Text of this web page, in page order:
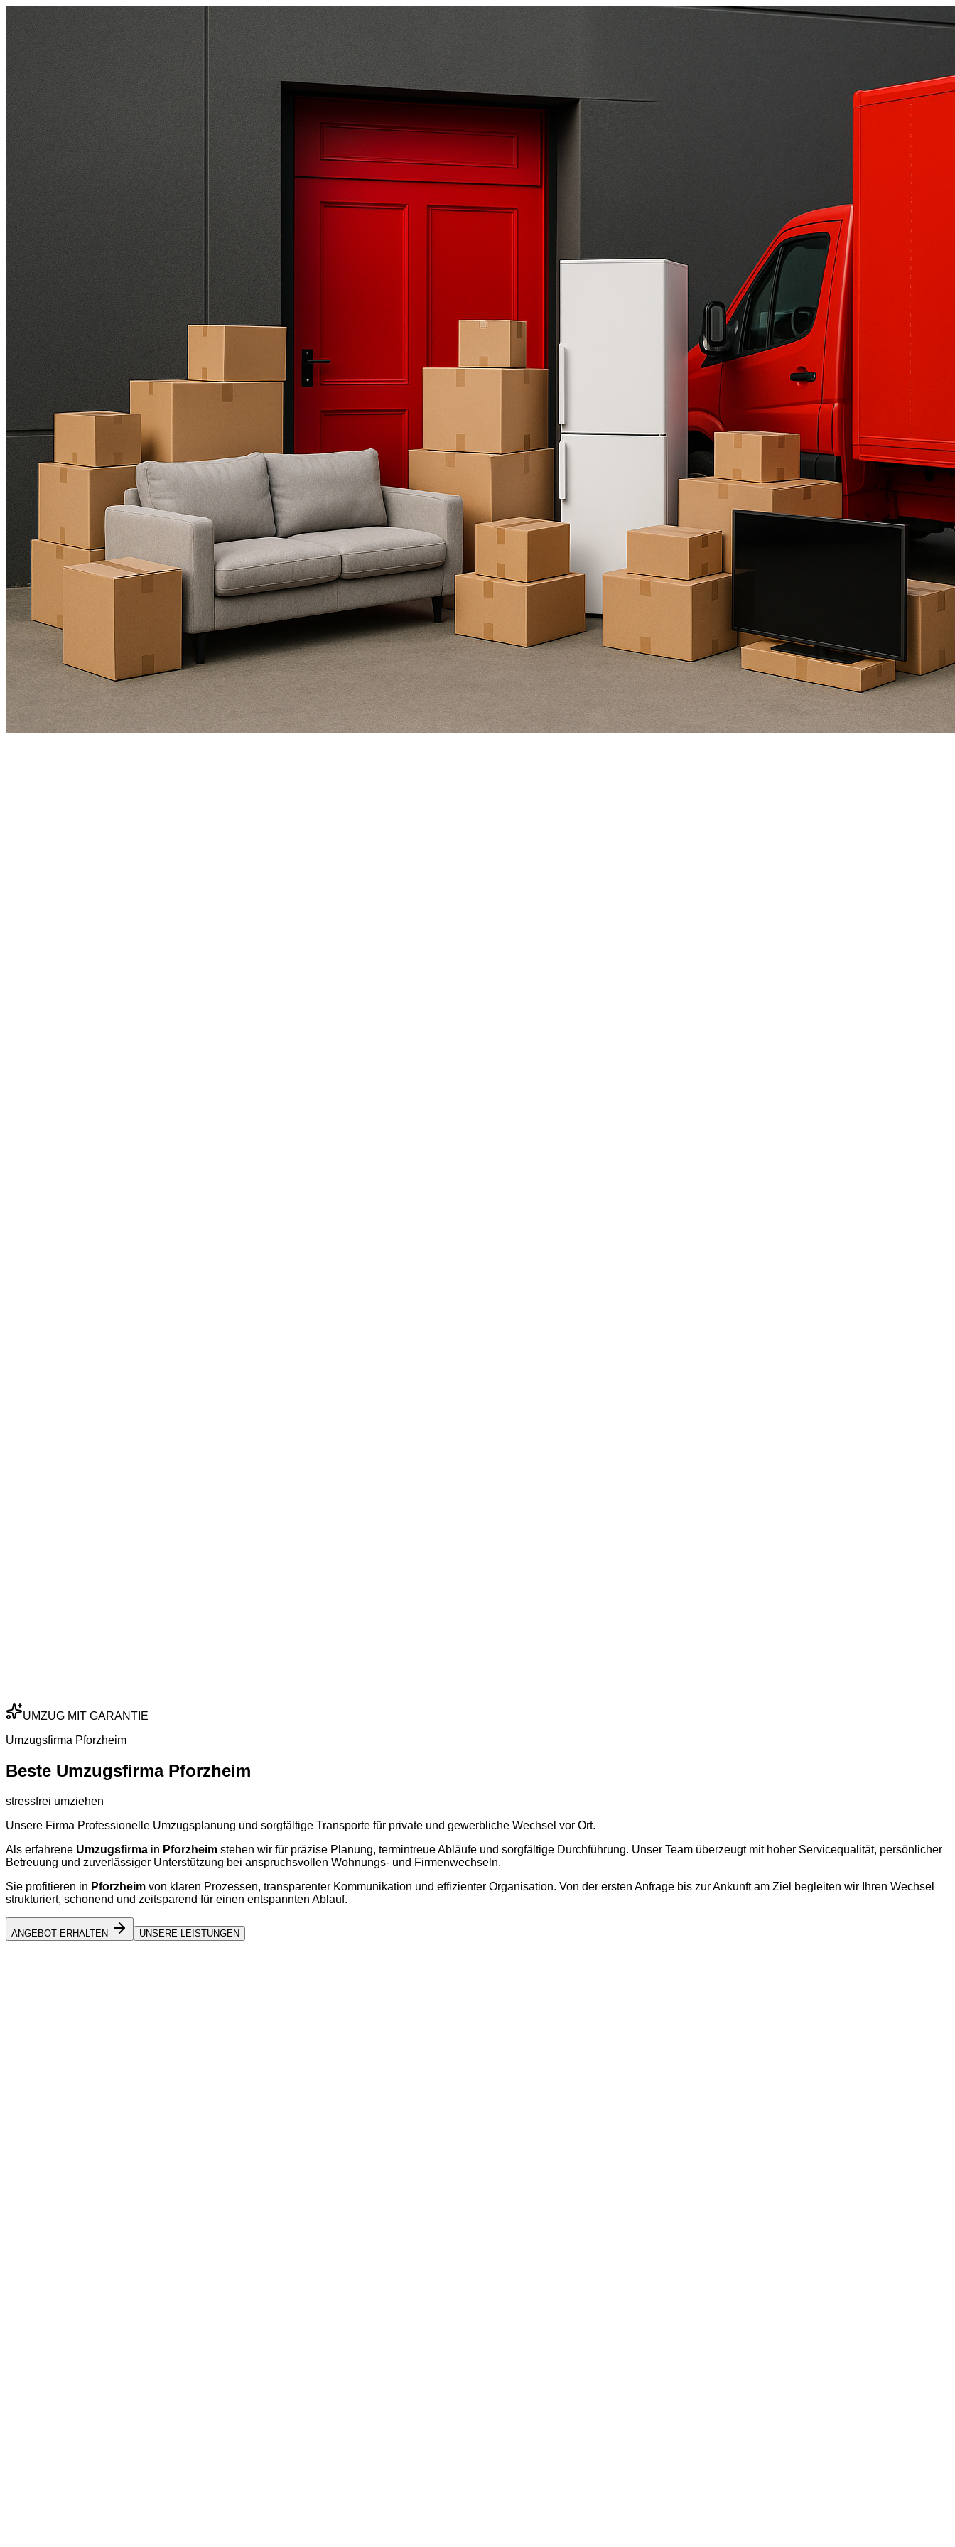
UMZUG MIT GARANTIE
Umzugsfirma Pforzheim
Beste Umzugsfirma Pforzheim
stressfrei umziehen
Unsere Firma Professionelle Umzugsplanung und sorgfältige Transporte für private und gewerbliche Wechsel vor Ort.
Als erfahrene Umzugsfirma in Pforzheim stehen wir für präzise Planung, termintreue Abläufe und sorgfältige Durchführung. Unser Team überzeugt mit hoher Servicequalität, persönlicher
Betreuung und zuverlässiger Unterstützung bei anspruchsvollen Wohnungs- und Firmenwechseln.
Sie profitieren in Pforzheim von klaren Prozessen, transparenter Kommunikation und effizienter Organisation. Von der ersten Anfrage bis zur Ankunft am Ziel begleiten wir Ihren Wechsel
strukturiert, schonend und zeitsparend für einen entspannten Ablauf.
ANGEBOT ERHALTEN UNSERE LEISTUNGEN